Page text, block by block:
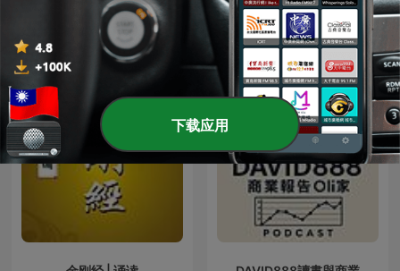
聽起來很科學
法客電台 BY 法律白話文運動
Plain Law Movement
下载应用